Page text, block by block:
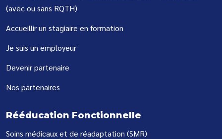
(avec ou sans RQTH)
Accueillir un stagiaire en formation
Je suis un employeur
Devenir partenaire
Nos partenaires
Rééducation Fonctionnelle
Soins médicaux et de réadaptation (SMR)